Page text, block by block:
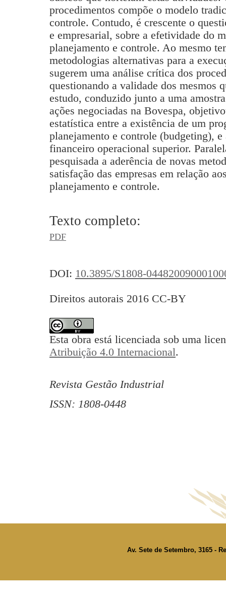
procedimentos compõe o modelo
controle. Contudo, é crescente o
e empresarial, sobre a efetividade do
planejamento e controle. Ao mesmo
metodologias alternativas para a
sugerem uma análise crítica dos
questionando a validade dos mesmos
estudo, conduzido junto a uma
ações negociadas na Bovespa,
estatística entre a existência de um
planejamento e controle (budgeting),
financeiro operacional superior.
pesquisada a aderência de novas
satisfação das empresas em relação
planejamento e controle.
Texto completo:
PDF
DOI: 10.3895/S1808-
Direitos autorais 2016 CC-BY
Esta obra está licenciada sob uma
Atribuição 4.0 Internacional.
Revista Gestão Industrial
ISSN: 1808-0448
Av. Sete de Setembro, 3165 -